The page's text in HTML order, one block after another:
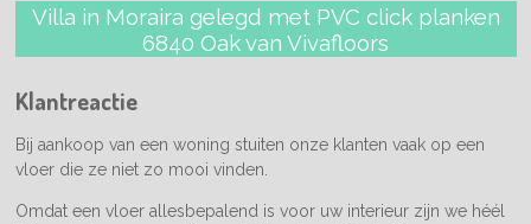
Villa in Moraira gelegd met PVC click planken
6840 Oak van Vivafloors
Klantreactie
Bij aankoop van een woning stuiten onze klanten vaak op een
vloer die ze niet zo mooi vinden.
Omdat een vloer allesbepalend is voor uw interieur zijn we héél